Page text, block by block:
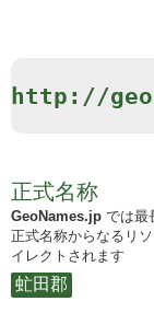
http://
正式名称
GeoNames.jp では最
正式名称からなるリ
イレクトされます
虻田郡